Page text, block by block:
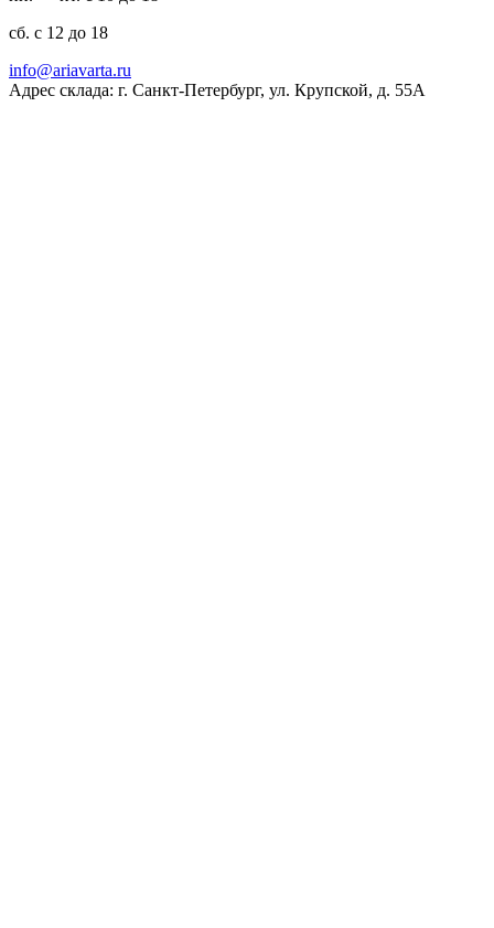
сб. с 12 до 18
ur.atravaira@ofni
Адрес склада: г. Санкт-Петербург, ул. Крупской, д. 55А